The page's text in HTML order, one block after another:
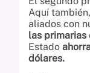
Aquí
aliados con
las
Estado
dólares.